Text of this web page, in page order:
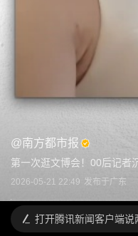
@南方都市报
第一次逛文博会！00后记者
2026-05-21 22:49 发布于 广东
打开腾讯新闻客户端说